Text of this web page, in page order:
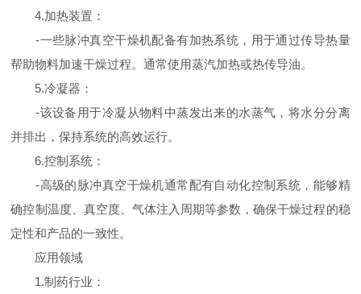
4.加热装置：
-一些脉冲真空干燥机配备有加热系统，用于通过传导热量
帮助物料加速干燥过程。通常使用蒸汽加热或热传导油。
5.冷凝器：
-该设备用于冷凝从物料中蒸发出来的水蒸气，将水分分离
并排出，保持系统的高效运行。
6.控制系统：
-高级的脉冲真空干燥机通常配有自动化控制系统，能够精
确控制温度、真空度、气体注入周期等参数，确保干燥过程的稳
定性和产品的一致性。
应用领域
1.制药行业：